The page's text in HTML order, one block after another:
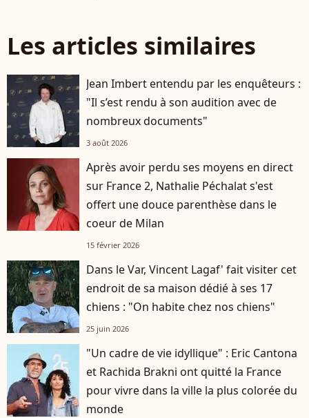
Les articles similaires
Jean Imbert entendu par les enquêteurs :
"Il s’est rendu à son audition avec de
nombreux documents"
3 août 2026
Après avoir perdu ses moyens en direct
sur France 2, Nathalie Péchalat s'est
offert une douce parenthèse dans le
coeur de Milan
15 février 2026
Dans le Var, Vincent Lagaf' fait visiter cet
endroit de sa maison dédié à ses 17
chiens : "On habite chez nos chiens"
25 juin 2026
"Un cadre de vie idyllique" : Eric Cantona
et Rachida Brakni ont quitté la France
pour vivre dans la ville la plus colorée du
monde